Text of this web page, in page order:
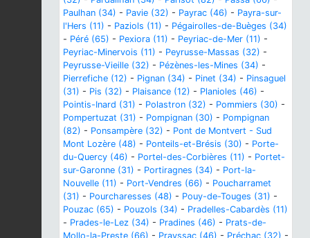
Paulhan (34) - Pavie (32) - Payrac (46) - Payra-sur-
l'Hers (11) - Paziols (11) - Pégairolles-de-Buèges (34)
- Péré (65) - Pexiora (11) - Peyriac-de-Mer (11) -
Peyriac-Minervois (11) - Peyrusse-Massas (32) -
Peyrusse-Vieille (32) - Pézènes-les-Mines (34) -
Pierrefiche (12) - Pignan (34) - Pinet (34) - Pinsaguel
(31) - Pis (32) - Plaisance (12) - Planioles (46) -
Pointis-Inard (31) - Polastron (32) - Pommiers (30) -
Pompertuzat (31) - Pompignan (30) - Pompignan
(82) - Ponsampère (32) - Pont de Montvert - Sud
Mont Lozère (48) - Ponteils-et-Brésis (30) - Porte-
du-Quercy (46) - Portel-des-Corbières (11) - Portet-
sur-Garonne (31) - Portiragnes (34) - Port-la-
Nouvelle (11) - Port-Vendres (66) - Poucharramet
(31) - Pourcharesses (48) - Pouy-de-Touges (31) -
Pouzac (65) - Pouzols (34) - Pradelles-Cabardès (11)
- Prades-le-Lez (34) - Pradines (46) - Prats-de-
Mollo-la-Preste (66) - Prayssac (46) - Préchac (32) -